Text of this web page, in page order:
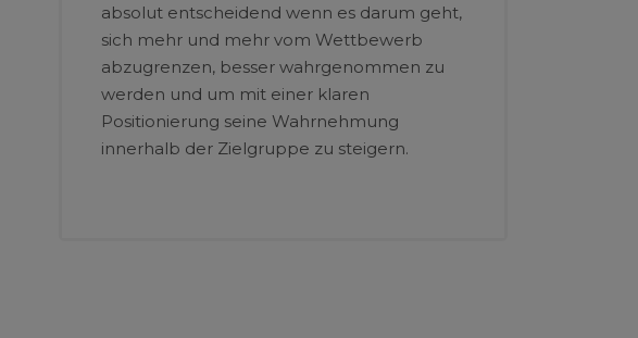
absolut entscheidend wenn es darum geht,
sich mehr und mehr vom Wettbewerb
abzugrenzen, besser wahrgenommen zu
werden und um mit einer klaren
Positionierung seine Wahrnehmung
innerhalb der Zielgruppe zu steigern.